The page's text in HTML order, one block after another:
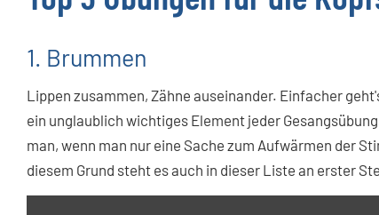
1. Brummen
Lippen zusammen, Zähne auseinander. Einfacher
ein unglaublich wichtiges Element jeder
man, wenn man nur eine Sache zum Aufwärmen der
diesem Grund steht es auch in dieser Liste an erster